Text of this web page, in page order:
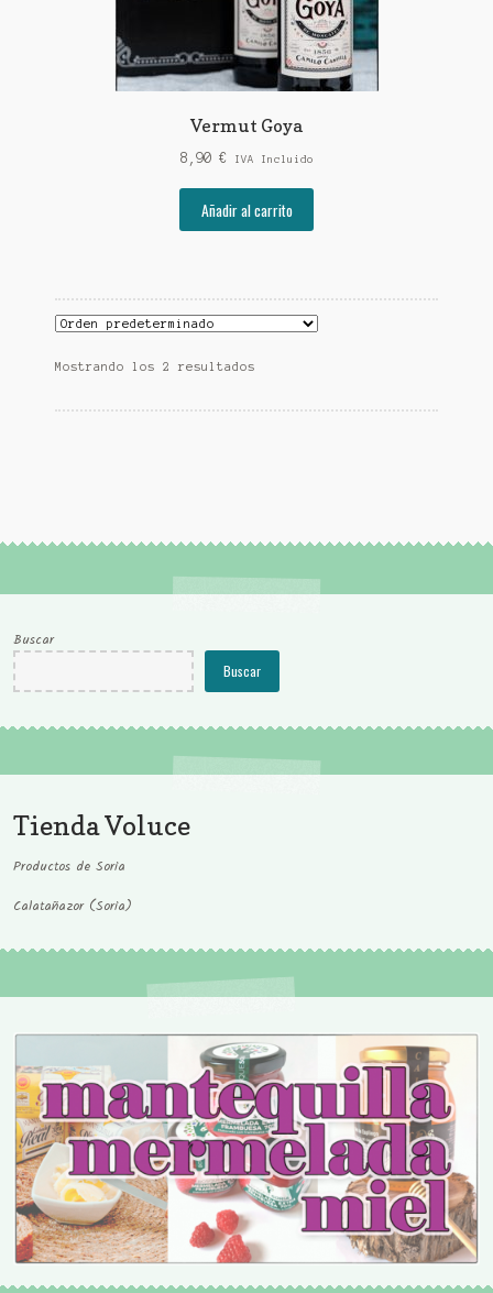
Vermut Goya
8,90 € IVA Incluido
Añadir al carrito
Mostrando los 2 resultados
Buscar
Buscar
Tienda Voluce
Productos de Soria
Calatañazor (Soria)